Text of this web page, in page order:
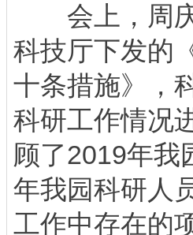
会上，周庆
科技厅下发的
十条措施》，
科研工作情况
顾了2019年我
年我园科研人
工作中存在的